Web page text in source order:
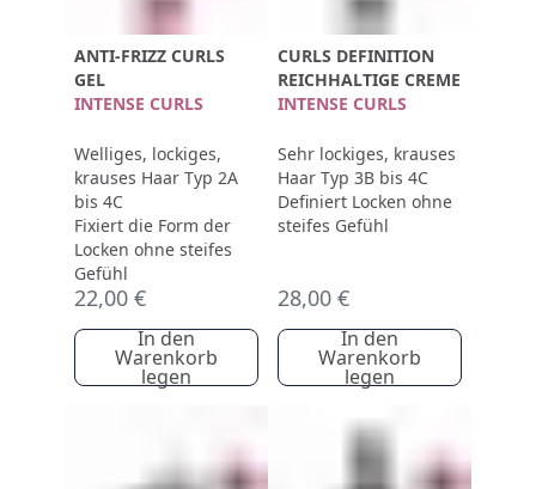
ANTI-FRIZZ CURLS
GEL
INTENSE CURLS
Welliges, lockiges,
krauses Haar Typ 2A
bis 4C
Fixiert die Form der
Locken ohne steifes
Gefühl
22,00 €
In den
Warenkorb
legen
CURLS DEFINITION
REICHHALTIGE CREME
INTENSE CURLS
Sehr lockiges, krauses
Haar Typ 3B bis 4C
Definiert Locken ohne
steifes Gefühl
28,00 €
In den
Warenkorb
legen